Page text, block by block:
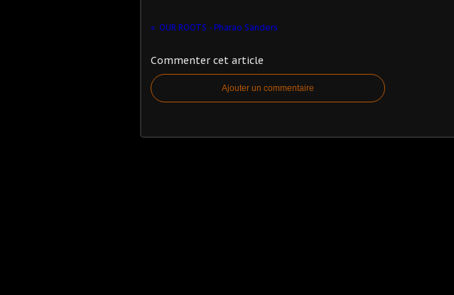
OUR ROOTS - Pharao Sanders
Commenter cet article
Ajouter un commentaire